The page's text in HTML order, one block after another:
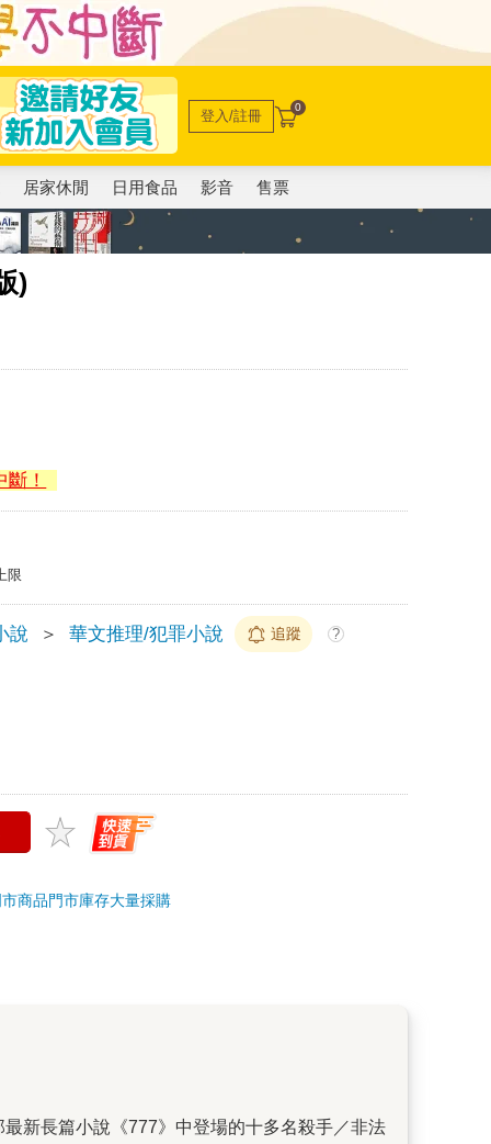
登入/註冊 0
居家休閒 日用食品 影音 售票
)
！
限
說 ＞ 華文推理/犯罪小說 追蹤 ?
商品門市庫存大量採購